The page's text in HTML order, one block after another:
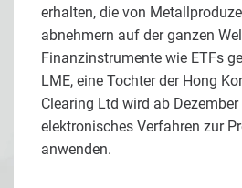
erhalten, die von
abnehmern auf der ganzen
Finanzinstrumente wie ETFs
LME, eine Tochter der Hong
Clearing Ltd wird ab Dezember
elektronisches Verfahren zur
anwenden.